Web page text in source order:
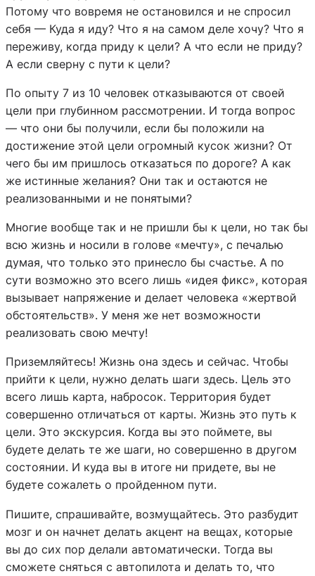
Потому что вовремя не остановился и не спросил
себя — Куда я иду? Что я на самом деле хочу? Что я
переживу, когда приду к цели? А что если не приду?
А если сверну с пути к цели?
По опыту 7 из 10 человек отказываются от своей
цели при глубинном рассмотрении. И тогда вопрос
— что они бы получили, если бы положили на
достижение этой цели огромный кусок жизни? От
чего бы им пришлось отказаться по дороге? А как
же истинные желания? Они так и остаются не
реализованными и не понятыми?
Многие вообще так и не пришли бы к цели, но так бы
всю жизнь и носили в голове «мечту», с печалью
думая, что только это принесло бы счастье. А по
сути возможно это всего лишь «идея фикс», которая
вызывает напряжение и делает человека «жертвой
обстоятельств». У меня же нет возможности
реализовать свою мечту!
Приземляйтесь! Жизнь она здесь и сейчас. Чтобы
прийти к цели, нужно делать шаги здесь. Цель это
всего лишь карта, набросок. Территория будет
совершенно отличаться от карты. Жизнь это путь к
цели. Это экскурсия. Когда вы это поймете, вы
будете делать те же шаги, но совершенно в другом
состоянии. И куда вы в итоге ни придете, вы не
будете сожалеть о пройденном пути.
Пишите, спрашивайте, возмущайтесь. Это разбудит
мозг и он начнет делать акцент на вещах, которые
вы до сих пор делали автоматически. Тогда вы
сможете сняться с автопилота и делать то, что